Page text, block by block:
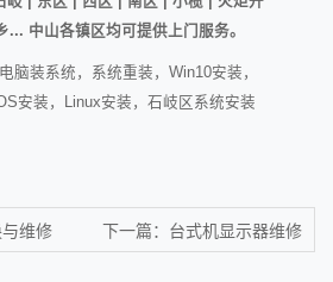
... 中山各镇区均可提供上门服务。
脑装系统，系统重装，Win10安装，
安装，Linux安装，石岐区系统安装
维修 下一篇： 台式机显示器维修